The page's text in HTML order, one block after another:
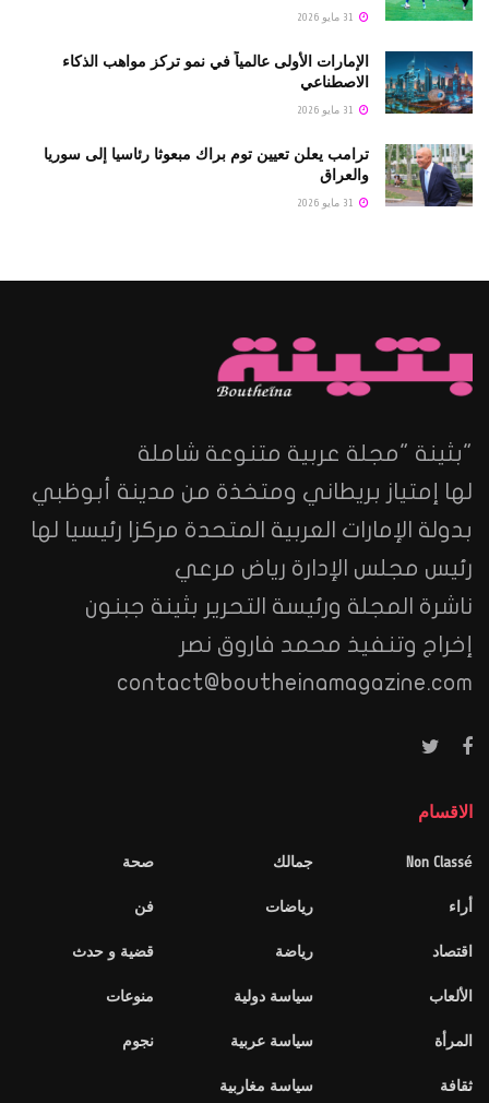
الإمارات الأولى عالمياً في نمو تركز مواهب الذكاء
الاصطناعي
ترامب يعلن تعيين توم براك مبعوثا رئاسيا إلى سوريا
والعراق
"بثينة "مجلة عربية متنوعة شاملة
لها إمتياز بريطاني ومتخذة من مدينة أبوظبي
بدولة الإمارات العربية المتحدة مركزا رئيسيا لها
رئيس مجلس الإدارة رياض مرعي
ناشرة المجلة ورئيسة التحرير بثينة جبنون
إخراج وتنفيذ محمد فاروق نصر
contact@boutheinamagazine.com
الاقسام
Non Classé
أراء
اقتصاد
الألعاب
المرأة
ثقافة
جمالك
رياضات
رياضة
سياسة دولية
سياسة عربية
سياسة مغاربية
صحة
فن
قضية و حدث
منوعات
نجوم